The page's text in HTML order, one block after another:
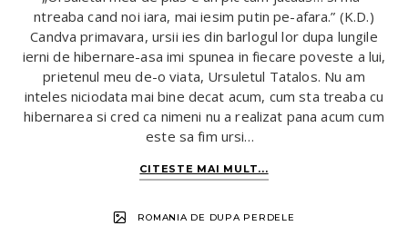
ntreaba cand noi iara, mai iesim putin pe-afara.” (K.D.)
Candva primavara, ursii ies din barlogul lor dupa lungile
ierni de hibernare-asa imi spunea in fiecare poveste a lui,
prietenul meu de-o viata, Ursuletul Tatalos. Nu am
inteles niciodata mai bine decat acum, cum sta treaba cu
hibernarea si cred ca nimeni nu a realizat pana acum cum
este sa fim ursi…
CITESTE MAI MULT...
ROMANIA DE DUPA PERDELE